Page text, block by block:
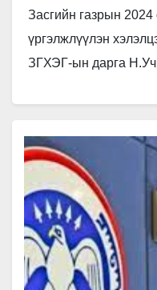
Засгийн газрын 2024
үргэлжлүүлэн
ЗГХЭГ-ын дарга